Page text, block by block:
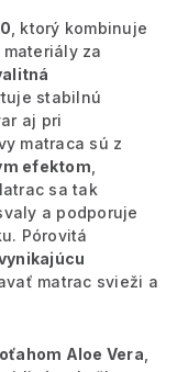
, ktorý kombinuje
za
stabilnú
aj pri
matraca sú z
efektom
sa tak
a podporuje
Pórovitá
matrac svieži a
Aloe Vera